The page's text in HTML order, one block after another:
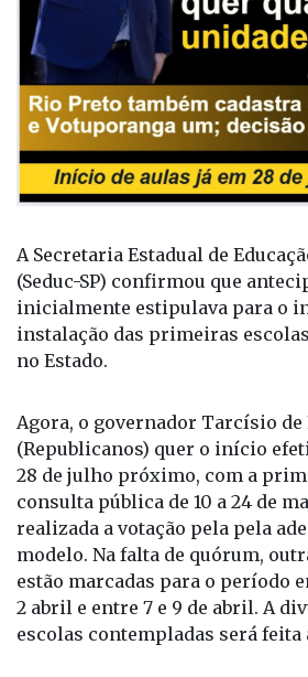
A Secretaria Estadual de
(Seduc-SP) confirmou que
inicialmente estipulava para o
instalação das primeiras
no Estado.
Agora, o governador Tarcísio de
(Republicanos) quer o início
28 de julho próximo, com a
consulta pública de 10 a 24 de
realizada a votação pela pela
modelo. Na falta de quórum,
estão marcadas para o período
2 abril e entre 7 e 9 de abril. A
escolas contempladas será feita